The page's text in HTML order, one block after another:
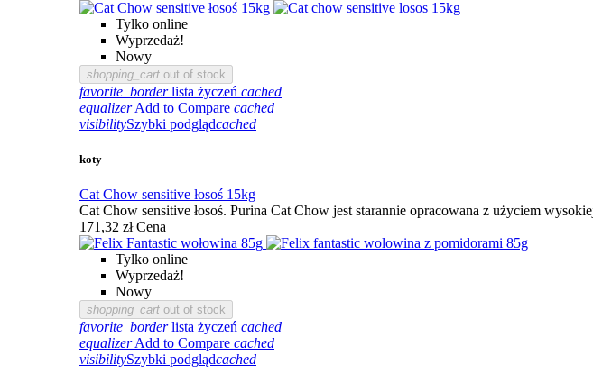
Tylko online
Wyprzedaż!
Nowy
shopping_cart out of stock
favorite_border lista życzeń cached
equalizer Add to Compare cached
visibilitySzybki podglądcached
koty
Cat Chow sensitive łosoś 15kg
Cat Chow sensitive łosoś. Purina Cat Chow jest starannie opracowana z użyciem
171,32 zł Cena
Tylko online
Wyprzedaż!
Nowy
shopping_cart out of stock
favorite_border lista życzeń cached
equalizer Add to Compare cached
visibilitySzybki podglądcached